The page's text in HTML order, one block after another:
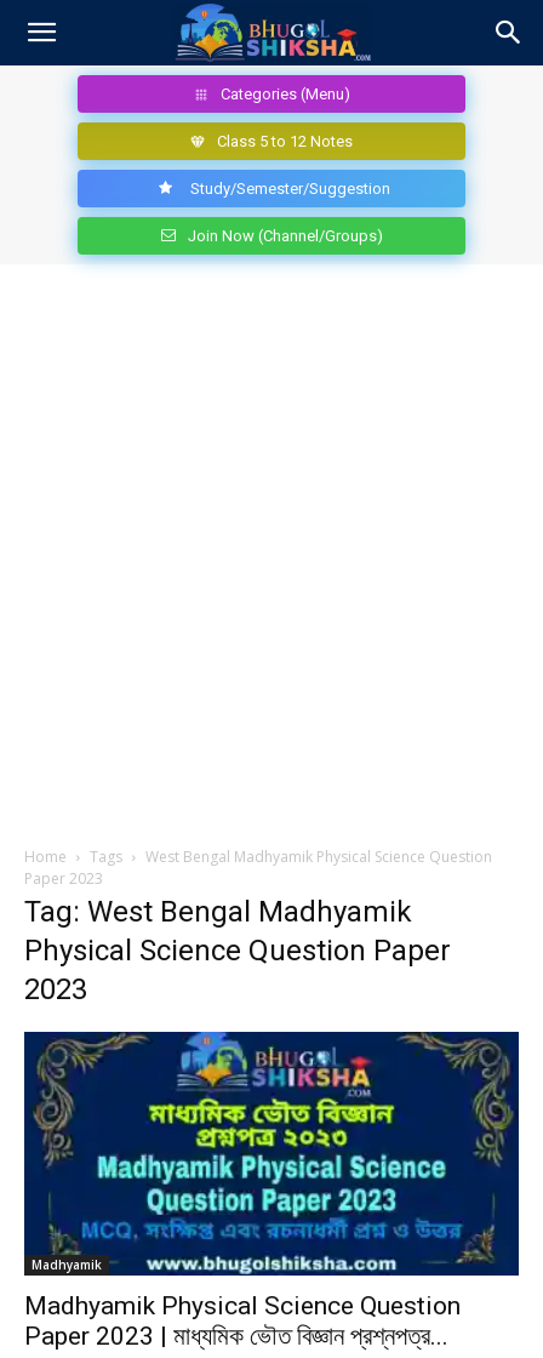
Categories (Menu)
Class 5 to 12 Notes
Study/Semester/Suggestion
Join Now (Channel/Groups)
Home Tags
West Bengal Madhyamik Physical Science Question
Paper 2023
Tag: West Bengal Madhyamik
Physical Science Question Paper
2023
Madhyamik
Madhyamik Physical Science Question
Paper 2023 | মাধ্যমিক ভৌত বিজ্ঞান প্রশ্নপত্র...